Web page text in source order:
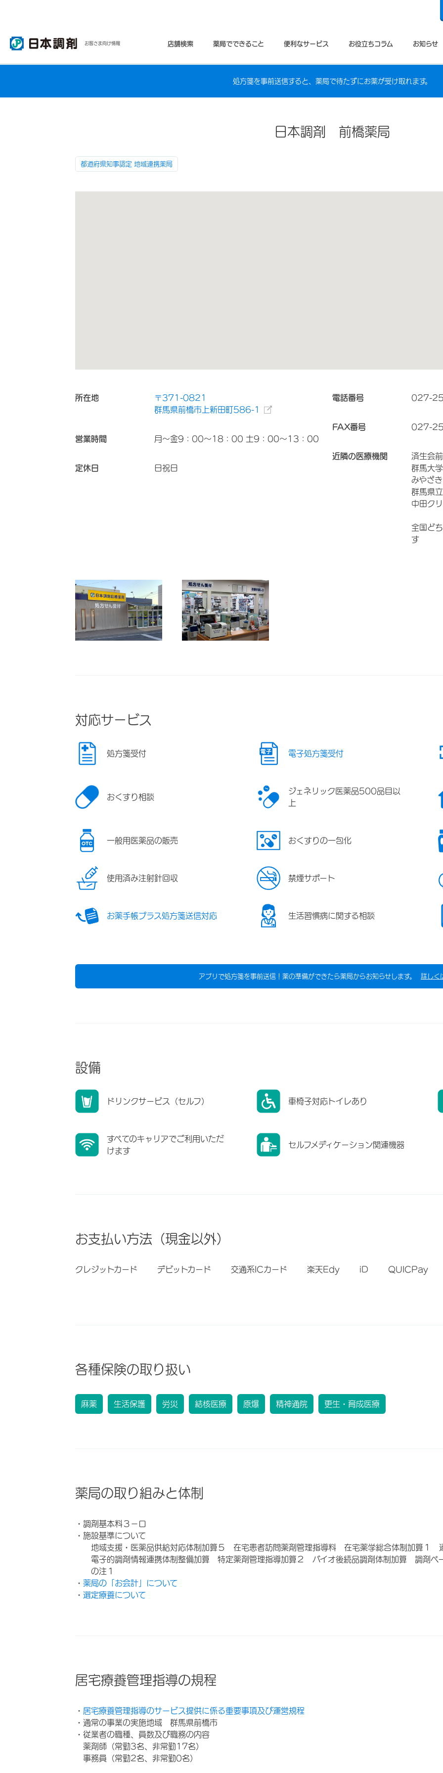
お客さま向け情報 店舗検索 薬局でできること 便利なサービス お役立ちコラム お知らせ
処方箋を事前送信すると、薬局で待たずにお薬が受け取れます。
日本調剤 前橋薬局
都道府県知事認定 地域連携薬局
所在地
〒371-0821
群馬県前橋市上新田町586-1
営業時間 月～金9：00～18：00 土9：00～13：00
定休日 日祝日
電話番号 027-
FAX番号 027-
近隣の医療機関
済生会
群馬大
みやざ
群馬県
中田ク
全国ど
す
対応サービス
処方箋受付 電子処方箋受付
おくすり相談
ジェネリック医薬品500品目以
上
一般用医薬品の販売 おくすりの一包化
使用済み注射針回収 禁煙サポート
お薬手帳プラス処方箋送信対応 生活習慣病に関する相談
アプリで処方箋を事前送信！薬の準備ができたら薬局からお知らせします。 詳しく
設備
ドリンクサービス（セルフ） 車椅子対応トイレあり
すべてのキャリアでご利用いただ
けます
セルフメディケーション関連機器
お支払い方法（現金以外）
クレジットカード デビットカード 交通系ICカード 楽天Edy iD QUICPay
各種保険の取り扱い
麻薬 生活保護 労災 結核医療 原爆 精神通院 更生・育成医療
薬局の取り組みと体制
・調剤基本料３－ロ
・施設基準について
地域支援・医薬品供給対応体制加算５ 在宅患者訪問薬剤管理指導料 在宅薬学総合体制加算
電子的調剤情報連携体制整備加算 特定薬剤管理指導加算２ バイオ後続品調剤体制加算 調剤ベ
の注１
・ 薬局の「お会計」について
・ 選定療養について
居宅療養管理指導の規程
・ 居宅療養管理指導のサービス提供に係る重要事項及び運営規程
・通常の事業の実施地域 群馬県前橋市
・従業者の職種、員数及び職務の内容
薬剤師（常勤3名、非常勤17名）
事務員（常勤2名、非常勤0名）